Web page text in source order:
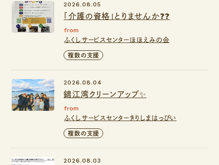
「介護の資格」とりませんか❓❓
2026.08.05
from
ふくしサービスセンターほほえみの会
複数の支援
錦江湾クリーンアップ✨
2026.08.04
from
ふくしサービスセンターきりしまはっぴい
複数の支援
2026.08.03